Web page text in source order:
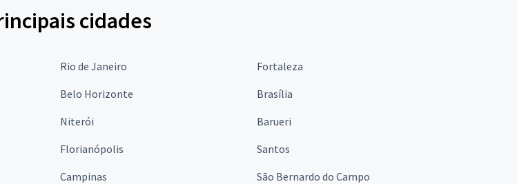
cidades
Rio de Janeiro
Fortaleza
Belo Horizonte
Brasília
Niterói
Barueri
Florianópolis
Santos
Campinas
São Bernardo do Campo